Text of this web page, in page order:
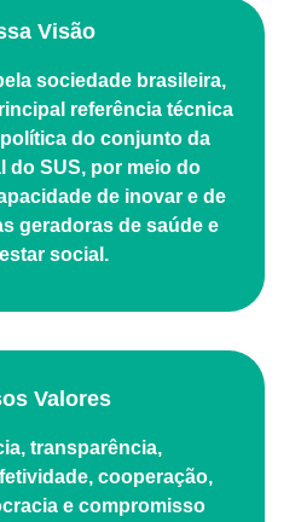
Visão
sociedade brasileira,
referência técnica
do conjunto da
do SUS, por meio do
de inovar e de
geradoras de saúde e
social.
Valores
transparência,
cooperação,
e compromisso